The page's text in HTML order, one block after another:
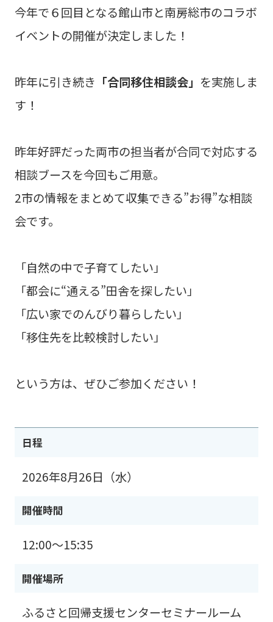
今年で６回目となる館山市と南房総市のコラボ
イベントの開催が決定しました！
昨年に引き続き 「合同移住相談会」 を実施しま
す！
昨年好評だった両市の担当者が合同で対応する
相談ブースを今回もご用意。
2市の情報をまとめて収集できる”お得”な相談
会です。
「自然の中で子育てしたい」
「都会に“通える”田舎を探したい」
「広い家でのんびり暮らしたい」
「移住先を比較検討したい」
という方は、ぜひご参加ください！
日程
2026年8月26日（水）
開催時間
12:00～15:35
開催場所
ふるさと回帰支援センターセミナールーム